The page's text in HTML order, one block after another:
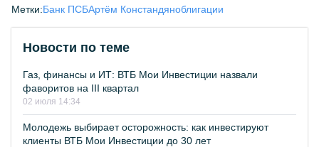
Метки:Банк ПСБАртём Констандяноблигации
Новости по теме
Газ, финансы и ИТ: ВТБ Мои Инвестиции назвали
фаворитов на III квартал
02 июля 14:34
Молодежь выбирает осторожность: как инвестируют
клиенты ВТБ Мои Инвестиции до 30 лет